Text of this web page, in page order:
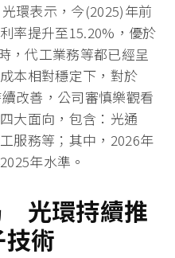
環表示，今(2025)年前
率提升至15.20%，優於
，代工業務等都已經呈
本相對穩定下，對於
改善，公司審慎樂觀看
大面向，包含：光通
服務等；其中，2026年
年水準。
光環持續推
術